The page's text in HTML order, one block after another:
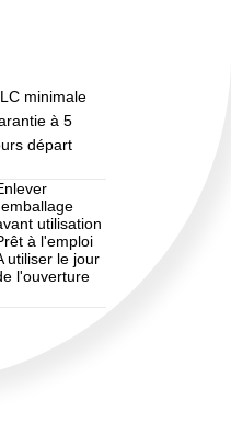
minimale
à 5
départ
utilisation
à l'emploi
utiliser le jour
l'ouverture